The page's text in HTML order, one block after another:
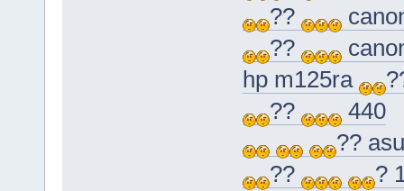
??
??
hp m125ra
??
440
??
??
?